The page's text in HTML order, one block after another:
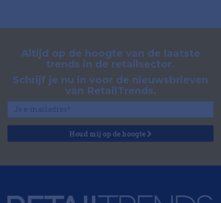
Altijd op de hoogte van de laatste
trends in de retailsector.
Schrijf je nu in voor de nieuwsbrieven
van RetailTrends.
Houd mij op de hoogte